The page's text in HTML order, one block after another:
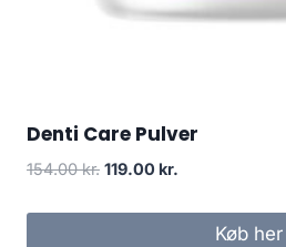
Denti Care Pulver
154.00kr. Den
pris
119.00 kr.
pris
Køb her